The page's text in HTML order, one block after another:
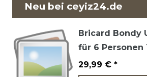
Neu bei ceyiz24.de
Bricard Bondy
für 6 Personen
29,99 € *